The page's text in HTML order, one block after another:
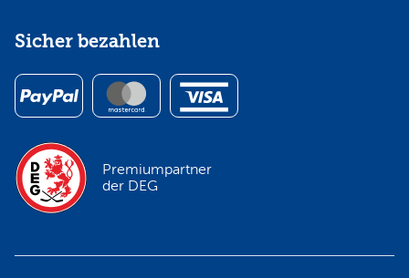
Sicher bezahlen
Premiumpartner
der DEG